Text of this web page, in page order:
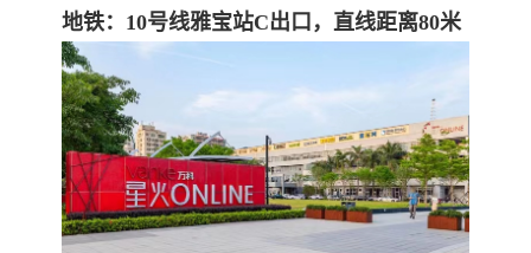
地铁：10号线雅宝站C出口，直线距离80米